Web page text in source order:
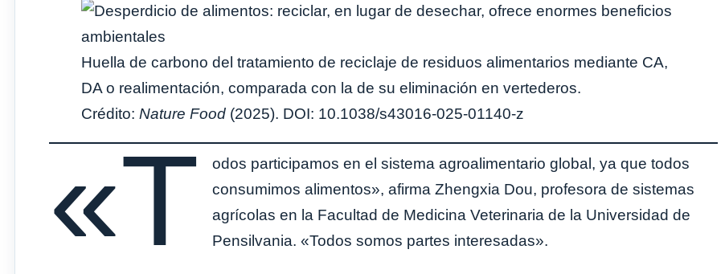
Huella de carbono del tratamiento de reciclaje de residuos alimentarios mediante CA,
DA o realimentación, comparada con la de su eliminación en vertederos.
Crédito: Nature Food (2025). DOI: 10.1038/s43016-025-01140-z
«T
odos participamos en el sistema agroalimentario global, ya que todos
consumimos alimentos», afirma Zhengxia Dou, profesora de sistemas
agrícolas en la Facultad de Medicina Veterinaria de la Universidad de
Pensilvania. «Todos somos partes interesadas».